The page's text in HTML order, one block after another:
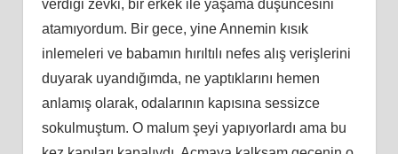
verdiği zevki, bir erkek ile yaşama düşüncesini
atamıyordum. Bir gece, yine Annemin kısık
inlemeleri ve babamın hırıltılı nefes alış verişlerini
duyarak uyandığımda, ne yaptıklarını hemen
anlamış olarak, odalarının kapısına sessizce
sokulmuştum. O malum şeyi yapıyorlardı ama bu